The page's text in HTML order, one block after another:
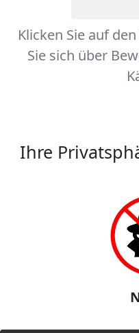
Klicken Sie auf
Sie sich über
Ihre